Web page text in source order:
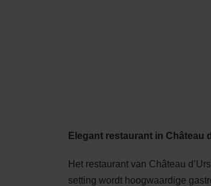
Elegant restaurant in Château
Het restaurant van Château
setting wordt hoogwaardige